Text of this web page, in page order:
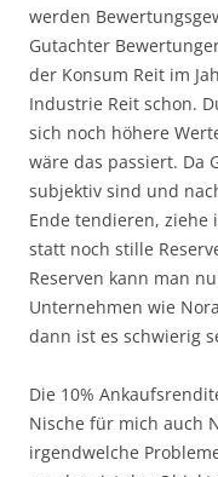
werden
Gutachter
der Konsum Reit im
Industrie Reit schon.
sich noch höhere
wäre das passiert. Da
subjektiv sind und
Ende tendieren, ziehe
statt noch stille
Reserven kann man
Unternehmen wie
dann ist es schwierig
Die 10%
Nische für mich auch
irgendwelche